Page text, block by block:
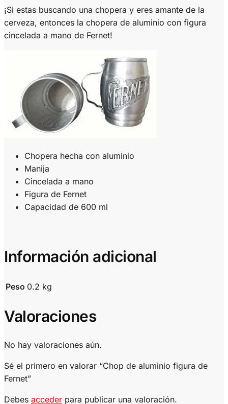
¡Si estas buscando una chopera y eres amante de la
cerveza, entonces la chopera de aluminio con figura
cincelada a mano de Fernet!
Chopera hecha con aluminio
Manija
Cincelada a mano
Figura de Fernet
Capacidad de 600 ml
Información adicional
Peso 0.2 kg
Valoraciones
No hay valoraciones aún.
Sé el primero en valorar “Chop de aluminio figura de
Fernet”
Debes acceder para publicar una valoración.